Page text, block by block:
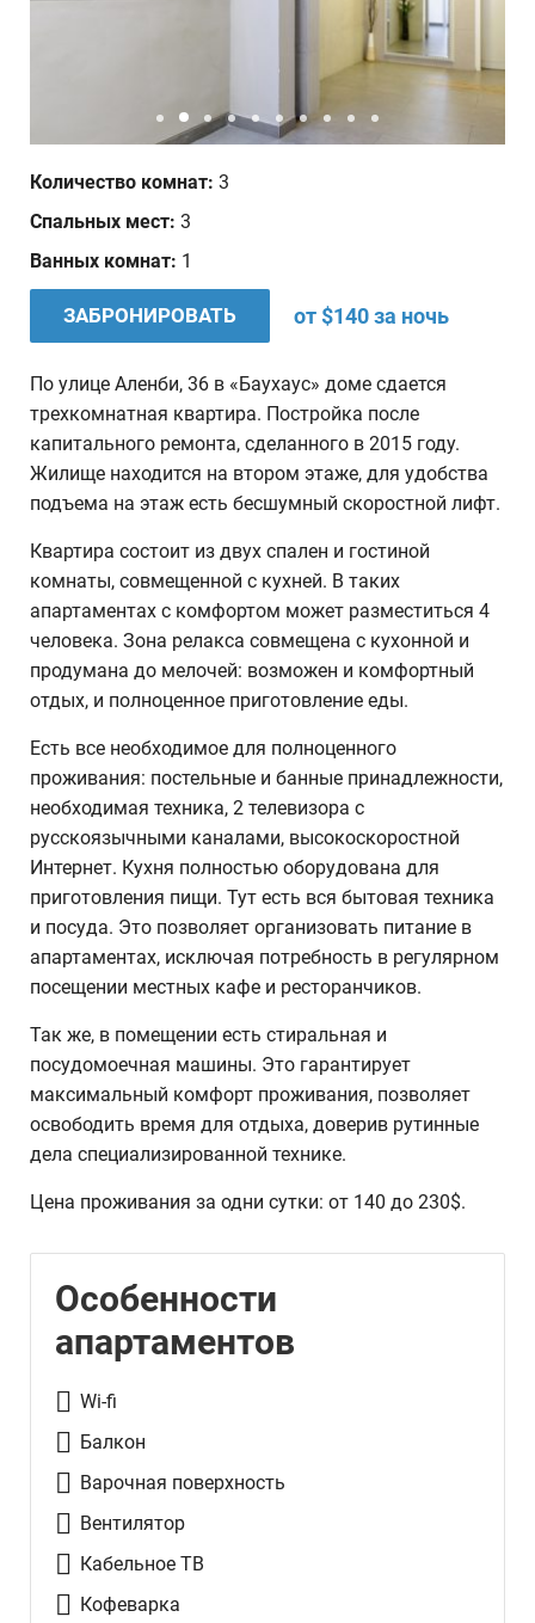
Количество комнат: 3
Спальных мест: 3
Ванных комнат: 1
ЗАБРОНИРОВАТЬ от $140 за ночь
По улице Аленби, 36 в «Баухаус» доме сдается
трехкомнатная квартира. Постройка после
капитального ремонта, сделанного в 2015 году.
Жилище находится на втором этаже, для удобства
подъема на этаж есть бесшумный скоростной лифт.
Квартира состоит из двух спален и гостиной
комнаты, совмещенной с кухней. В таких
апартаментах с комфортом может разместиться 4
человека. Зона релакса совмещена с кухонной и
продумана до мелочей: возможен и комфортный
отдых, и полноценное приготовление еды.
Есть все необходимое для полноценного
проживания: постельные и банные принадлежности,
необходимая техника, 2 телевизора с
русскоязычными каналами, высокоскоростной
Интернет. Кухня полностью оборудована для
приготовления пищи. Тут есть вся бытовая техника
и посуда. Это позволяет организовать питание в
апартаментах, исключая потребность в регулярном
посещении местных кафе и ресторанчиков.
Так же, в помещении есть стиральная и
посудомоечная машины. Это гарантирует
максимальный комфорт проживания, позволяет
освободить время для отдыха, доверив рутинные
дела специализированной технике.
Цена проживания за одни сутки: от 140 до 230$.
Особенности
апартаментов
Wi-fi
Балкон
Варочная поверхность
Вентилятор
Кабельное ТВ
Кофеварка
Количество человек
Ваши пожелания